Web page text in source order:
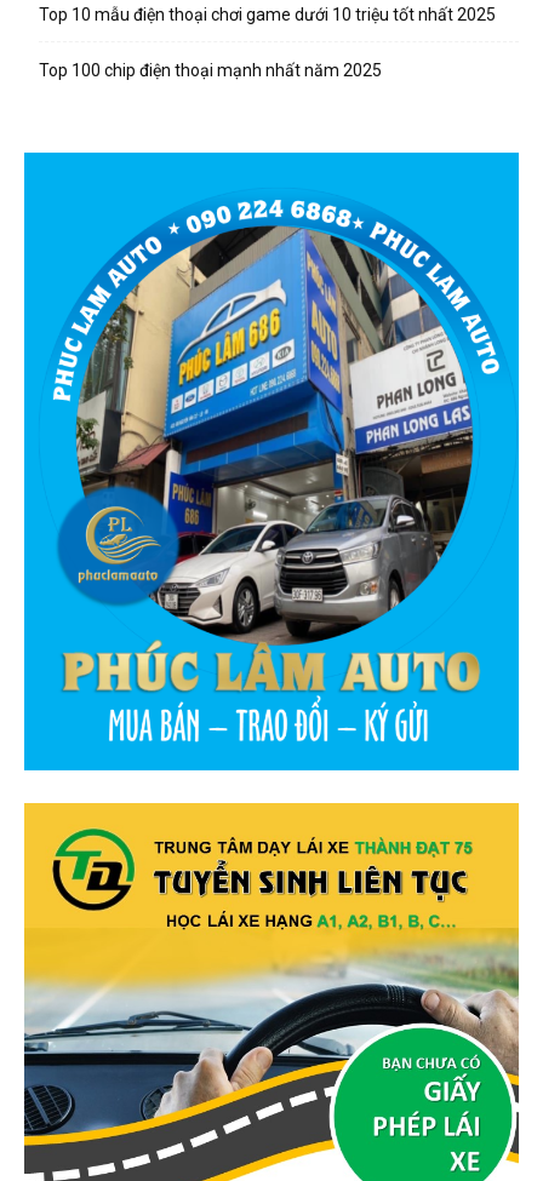
Top 10 mẫu điện thoại chơi game dưới 10 triệu tốt nhất 2025
Top 100 chip điện thoại mạnh nhất năm 2025